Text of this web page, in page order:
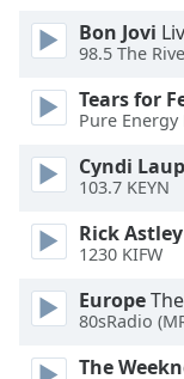
Opacity
Font
Edge
Style
Font
Family
Bon Jovi
98.5 The
Tears for
Pure Energy
Cyndi
103.7 KEYN
Rick Astley
1230 KIFW
Europe
80sRadio
The